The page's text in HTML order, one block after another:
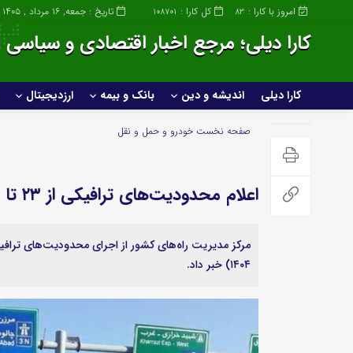
کل کارا : 108701 امروز با کارا : 83 تاریخ : جمعه, ۱۶ مرداد , ۱۴۰۵
کارا دیلی؛ مرجع اخبار اقتصادی و
کارا دیلی اندیشه و دین بانک و بیمه ارزدیجیتال
ساختمان و املاک
عمومی و سرگرمی
گردشگری و مهاجرت
صفحه نخست خودرو و حمل و نقل
اعلام محدودیت‌های ترافیکی از ۲۳ تا ۲۶ مهرماه در برخی از جاده ای کشور
۱۴۰۴) خبر داد.